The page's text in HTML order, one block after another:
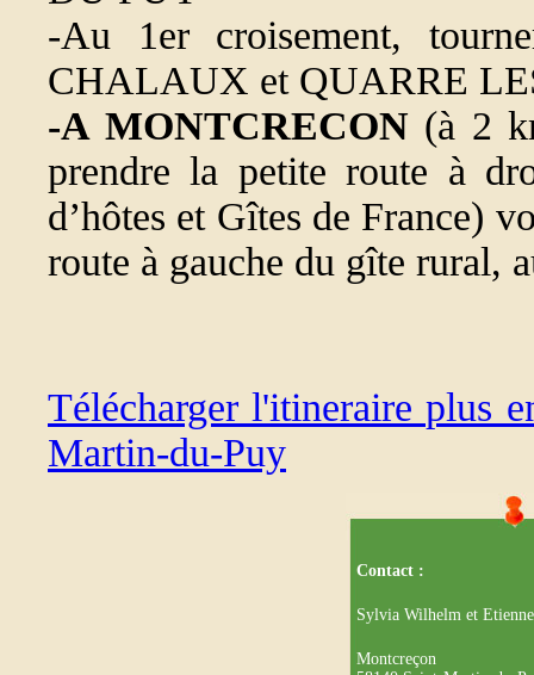
-Au 1er croisement,
CHALAUX et QUARRE
-A MONTCRECON(à 2
prendre la petite route à
d’hôtes et Gîtes de France)
route à gauche du gîte rural,
Télécharger l'itineraire plus
Martin-du-Puy
Contact :
Sylvia Wilhelm et
Montcreçon